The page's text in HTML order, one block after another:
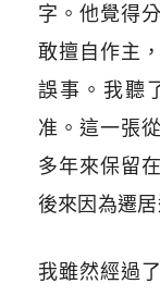
字。他覺得
敢擅自作主
誤事。我聽
准。這一張
多年來保留
後來因為遷
我雖然經過